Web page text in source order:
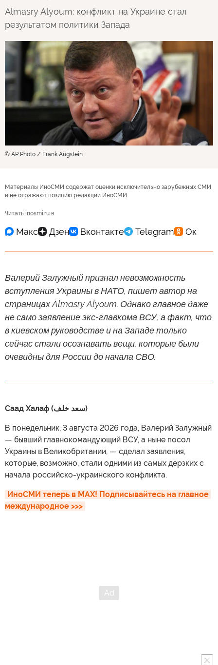
Almasry Alyoum: конфликт на Украине стал
результатом политики Запада
© AP Photo / Frank Augstein
Материалы ИноСМИ содержат оценки исключительно зарубежных СМИ
и не отражают позицию редакции ИноСМИ
Читать inosmi.ru в
Валерий Залужный признал невозможность
вступления Украины в НАТО, пишет автор на
страницах Almasry Alyoum. Однако главное даже
не само заявление экс-главкома ВСУ, а факт, что
в киевском руководстве и на Западе только
сейчас стали осознавать вещи, которые были
очевидны для России до начала СВО.
Саад Халаф (سعد خلف)
В понедельник, 3 августа 2026 года, Валерий Залужный
— бывший главнокомандующий ВСУ, а ныне посол
Украины в Великобритании, — сделал заявления,
которые, возможно, стали одними из самых дерзких с
начала российско-украинского конфликта.
ИноСМИ теперь в MAX! Подписывайтесь на главное
международное >>>